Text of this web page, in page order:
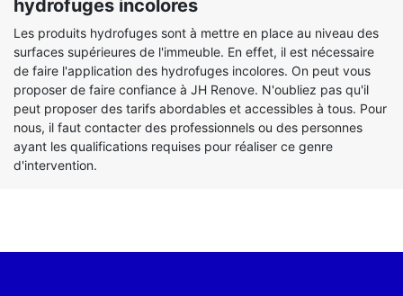
hydrofuges incolores
Les produits hydrofuges sont à mettre en place au niveau des
surfaces supérieures de l'immeuble. En effet, il est nécessaire
de faire l'application des hydrofuges incolores. On peut vous
proposer de faire confiance à JH Renove. N'oubliez pas qu'il
peut proposer des tarifs abordables et accessibles à tous. Pour
nous, il faut contacter des professionnels ou des personnes
ayant les qualifications requises pour réaliser ce genre
d'intervention.